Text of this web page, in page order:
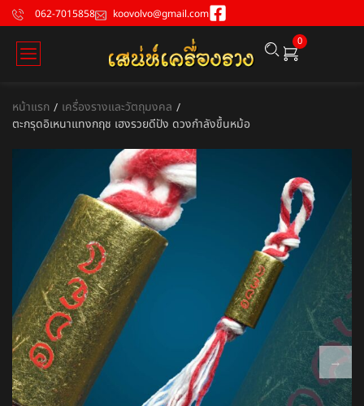
062-7015858 koovolvo@gmail.com
0
หน้าแรก / เครื่องรางและวัตถุมงคล /
ตะกรุดอิเหนาแทงกฤช เฮงรวยดีปัง ดวงกำลังขึ้นหม้อ